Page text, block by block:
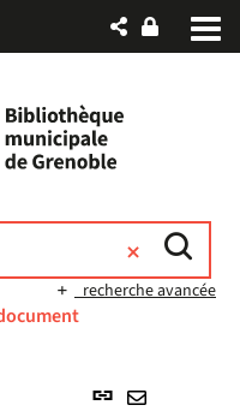
recherche avancée
Lien